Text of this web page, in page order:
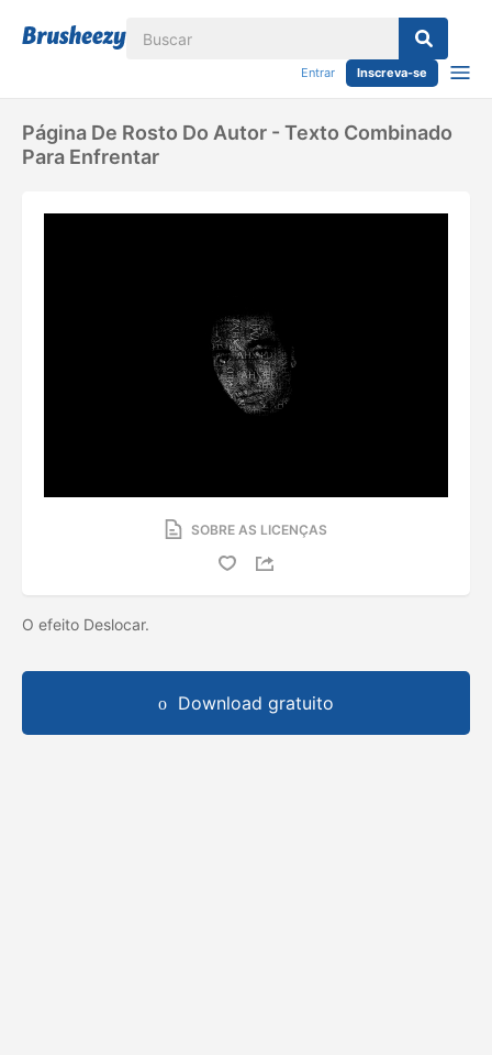
Entrar Inscreva-se
Página De Rosto Do Autor - Texto Combinado
Para Enfrentar
SOBRE AS LICENÇAS
O efeito Deslocar.
Download gratuito